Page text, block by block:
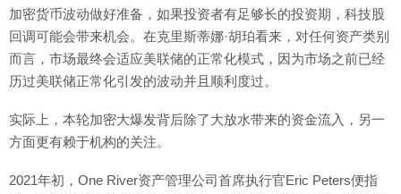
加密货币波动做好准备，如果投资者有足够长的投资期，科技股
回调可能会带来机会。在克里斯蒂娜·胡珀看来，对任何资产类别
而言，市场最终会适应美联储的正常化模式，因为市场之前已经
历过美联储正常化引发的波动并且顺利度过。
实际上，本轮加密大爆发背后除了大放水带来的资金流入，另一
方面更有赖于机构的关注。
2021年初，One River资产管理公司首席执行官Eric Peters便指